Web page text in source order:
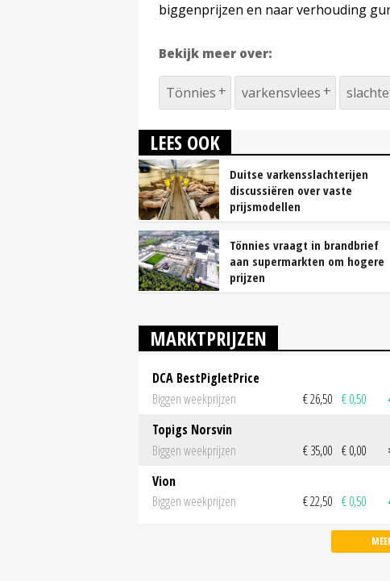
biggenprijzen en naar verhouding
Bekijk meer over:
Tönnies varkensvlees
LEES OOK
Duitse varkensslachterijen
discussiëren over vaste
prijsmodellen
Tönnies vraagt in brandbrief
aan supermarkten om hogere
prijzen
MARKTPRIJZEN
DCA BestPigletPrice
Biggen weekprijzen
€ 26,50 € 0,50
Topigs Norsvin
Biggen weekprijzen
€ 35,00 € 0,00
Vion
Biggen weekprijzen
€ 22,50 € 0,50